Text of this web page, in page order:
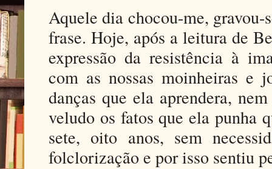
Aquele dia chocou-me, gravou-
frase. Hoje, após a leitura de
expressão da resistência à
com as nossas moinheiras e
danças que ela aprendera,
veludo os fatos que ela punha
sete, oito anos, sem
folclorização e por isso sentiu